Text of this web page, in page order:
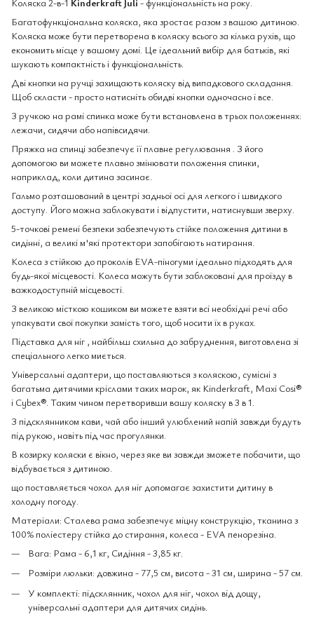
Багатофункціональна коляска, яка зростає разом з вашою дитиною.
Коляска може бути перетворена в коляску всього за кілька рухів, що
економить місце у вашому домі. Це ідеальний вибір для батьків, які
шукають компактність і функціональність.
Дві кнопки на ручці захищають коляску від випадкового складання.
Щоб скласти - просто натисніть обидві кнопки одночасно і все.
З ручкою на рамі спинка може бути встановлена ​​в трьох положеннях:
лежачи, сидячи або напівсидячи.
Пряжка на спинці забезпечує її плавне регулювання . З його
допомогою ви можете плавно змінювати положення спинки,
наприклад, коли дитина засинає.
Гальмо розташований в центрі задньої осі для легкого і швидкого
доступу. Його можна заблокувати і відпустити, натиснувши зверху.
5-точкові ремені безпеки забезпечують стійке положення дитини в
сидінні, а великі м'які протектори запобігають натирання.
Колеса з стійкою до проколів EVA-піногуми ідеально підходять для
будь-якої місцевості. Колеса можуть бути заблоковані для проїзду в
важкодоступній місцевості.
З великою місткою кошиком ви можете взяти всі необхідні речі або
упакувати свої покупки замість того, щоб носити їх в руках.
Підставка для ніг , найбільш схильна до забруднення, виготовлена ​​зі
спеціального легко миється.
Універсальні адаптери, що поставляються з коляскою, сумісні з
багатьма дитячими кріслами таких марок, як Kinderkraft, Maxi Cosi®
і Cybex®. Таким чином перетворивши вашу коляску в 3 в 1.
З підсклянником кави, чай або інший улюблений напій завжди будуть
під рукою, навіть під час прогулянки.
В козирку коляски є вікно, через яке ви завжди зможете побачити, що
відбувається з дитиною.
що поставляється чохол для ніг допомагає захистити дитину в
холодну погоду.
Матеріали: Сталева рама забезпечує міцну конструкцію, тканина з
100% поліестеру стійка до стирання, колеса - EVA пенорезіна.
Вага: Рама - 6,1 кг, Сидіння - 3,85 кг.
Розміри люльки: довжина - 77,5 см, висота - 31 см, ширина - 57 см.
У комплекті: підсклянник, чохол для ніг, чохол від дощу,
універсальні адаптери для дитячих сидінь.